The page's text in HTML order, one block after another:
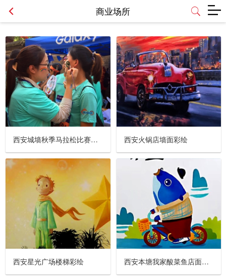
商业场所
西安城墙秋季马拉松比赛活动彩绘 西安火锅店墙面彩绘
西安星光广场楼梯彩绘 西安本塘我家酸菜鱼店面彩绘